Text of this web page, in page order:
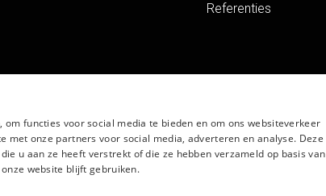
Referenties
functies voor social media te bieden en om ons websiteverkeer
onze partners voor social media, adverteren en analyse. Deze
u aan ze heeft verstrekt of die ze hebben verzameld op basis van
website blijft gebruiken.